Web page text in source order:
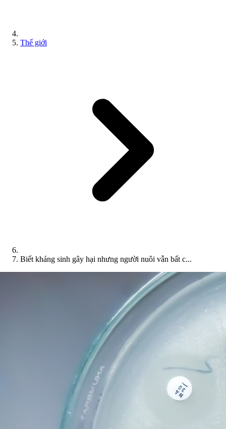
Thế giới
Biết kháng sinh gây hại nhưng người nuôi vẫn bất c...